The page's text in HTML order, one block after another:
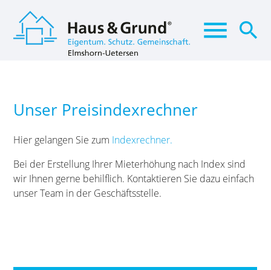
menu search
Unser Preisindexrechner
Hier gelangen Sie zum Indexrechner.
Bei der Erstellung Ihrer Mieterhöhung nach Index sind
wir Ihnen gerne behilflich. Kontaktieren Sie dazu einfach
unser Team in der Geschäftsstelle.